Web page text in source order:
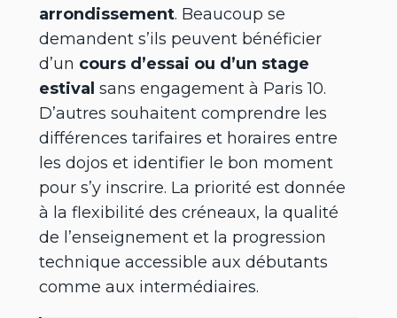
arrondissement. Beaucoup se
demandent s’ils peuvent bénéficier
d’un cours d’essai ou d’un stage
estival sans engagement à Paris 10.
D’autres souhaitent comprendre les
différences tarifaires et horaires entre
les dojos et identifier le bon moment
pour s’y inscrire. La priorité est donnée
à la flexibilité des créneaux, la qualité
de l’enseignement et la progression
technique accessible aux débutants
comme aux intermédiaires.